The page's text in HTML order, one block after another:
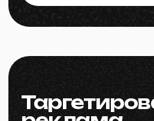
Можно получить отличный
результат по итогам работы,